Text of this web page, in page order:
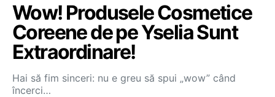
Wow! Produsele Cosmetice
Coreene de pe Yselia Sunt
Extraordinare!
Hai să fim sinceri: nu e greu să spui „wow” când
încerci…